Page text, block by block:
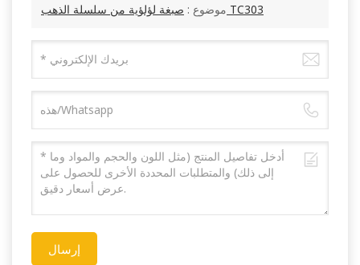
موضوع : صبغة لؤلؤية من سلسلة الذهب TC303
إرسال